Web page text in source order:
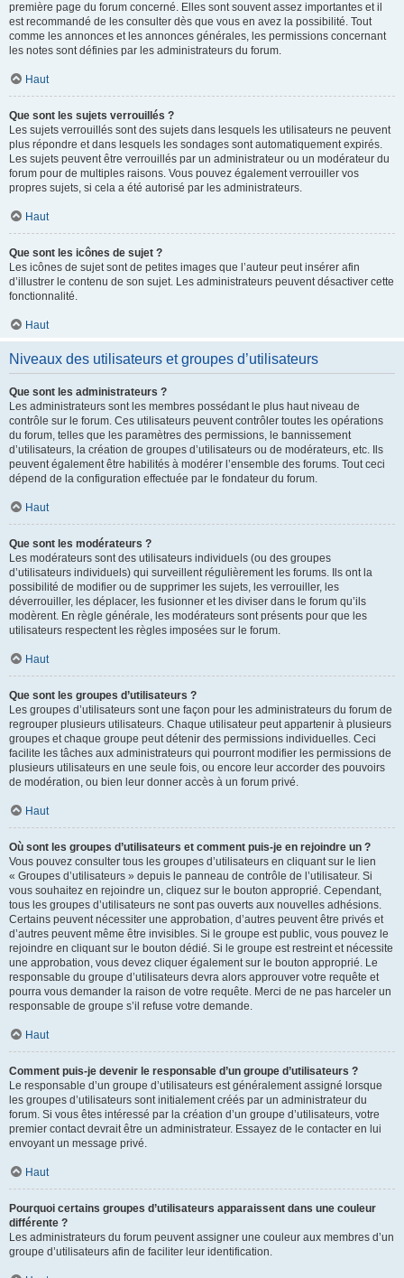
première page du forum concerné. Elles sont souvent assez importantes et il
est recommandé de les consulter dès que vous en avez la possibilité. Tout
comme les annonces et les annonces générales, les permissions concernant
les notes sont définies par les administrateurs du forum.
Haut
Que sont les sujets verrouillés ?
Les sujets verrouillés sont des sujets dans lesquels les utilisateurs ne peuvent
plus répondre et dans lesquels les sondages sont automatiquement expirés.
Les sujets peuvent être verrouillés par un administrateur ou un modérateur du
forum pour de multiples raisons. Vous pouvez également verrouiller vos
propres sujets, si cela a été autorisé par les administrateurs.
Haut
Que sont les icônes de sujet ?
Les icônes de sujet sont de petites images que l’auteur peut insérer afin
d’illustrer le contenu de son sujet. Les administrateurs peuvent désactiver cette
fonctionnalité.
Haut
Niveaux des utilisateurs et groupes d’utilisateurs
Que sont les administrateurs ?
Les administrateurs sont les membres possédant le plus haut niveau de
contrôle sur le forum. Ces utilisateurs peuvent contrôler toutes les opérations
du forum, telles que les paramètres des permissions, le bannissement
d’utilisateurs, la création de groupes d’utilisateurs ou de modérateurs, etc. Ils
peuvent également être habilités à modérer l’ensemble des forums. Tout ceci
dépend de la configuration effectuée par le fondateur du forum.
Haut
Que sont les modérateurs ?
Les modérateurs sont des utilisateurs individuels (ou des groupes
d’utilisateurs individuels) qui surveillent régulièrement les forums. Ils ont la
possibilité de modifier ou de supprimer les sujets, les verrouiller, les
déverrouiller, les déplacer, les fusionner et les diviser dans le forum qu’ils
modèrent. En règle générale, les modérateurs sont présents pour que les
utilisateurs respectent les règles imposées sur le forum.
Haut
Que sont les groupes d’utilisateurs ?
Les groupes d’utilisateurs sont une façon pour les administrateurs du forum de
regrouper plusieurs utilisateurs. Chaque utilisateur peut appartenir à plusieurs
groupes et chaque groupe peut détenir des permissions individuelles. Ceci
facilite les tâches aux administrateurs qui pourront modifier les permissions de
plusieurs utilisateurs en une seule fois, ou encore leur accorder des pouvoirs
de modération, ou bien leur donner accès à un forum privé.
Haut
Où sont les groupes d’utilisateurs et comment puis-je en rejoindre un ?
Vous pouvez consulter tous les groupes d’utilisateurs en cliquant sur le lien
« Groupes d’utilisateurs » depuis le panneau de contrôle de l’utilisateur. Si
vous souhaitez en rejoindre un, cliquez sur le bouton approprié. Cependant,
tous les groupes d’utilisateurs ne sont pas ouverts aux nouvelles adhésions.
Certains peuvent nécessiter une approbation, d’autres peuvent être privés et
d’autres peuvent même être invisibles. Si le groupe est public, vous pouvez le
rejoindre en cliquant sur le bouton dédié. Si le groupe est restreint et nécessite
une approbation, vous devez cliquer également sur le bouton approprié. Le
responsable du groupe d’utilisateurs devra alors approuver votre requête et
pourra vous demander la raison de votre requête. Merci de ne pas harceler un
responsable de groupe s’il refuse votre demande.
Haut
Comment puis-je devenir le responsable d’un groupe d’utilisateurs ?
Le responsable d’un groupe d’utilisateurs est généralement assigné lorsque
les groupes d’utilisateurs sont initialement créés par un administrateur du
forum. Si vous êtes intéressé par la création d’un groupe d’utilisateurs, votre
premier contact devrait être un administrateur. Essayez de le contacter en lui
envoyant un message privé.
Haut
Pourquoi certains groupes d’utilisateurs apparaissent dans une couleur
différente ?
Les administrateurs du forum peuvent assigner une couleur aux membres d’un
groupe d’utilisateurs afin de faciliter leur identification.